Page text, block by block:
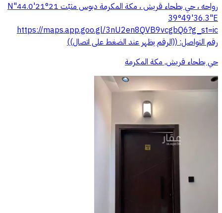
رواحه ، حي بطحاء قريش ، مكة المكرمة دبوس مثبّت ‏21°21'44.0"N
39°49'36.3"E
‏https://maps.app.goo.gl/3nU2en8QVB9vcgbQ6?g_st=ic
رقم التواصل: ((الرقم يظهر عند الضغط على اتصال))
حي بطحاء قريش, مكة المكرمة